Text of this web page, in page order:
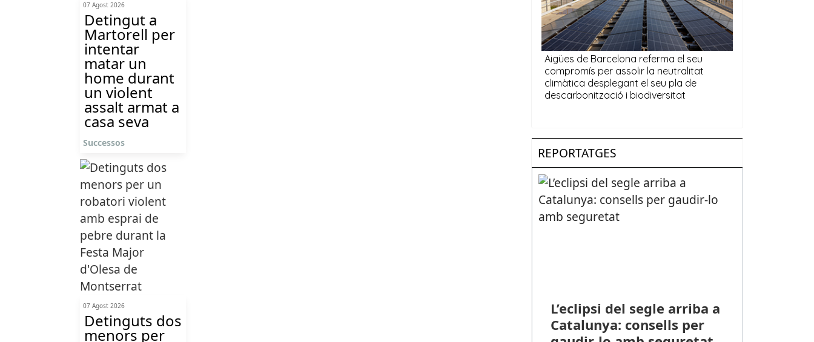
07 Agost 2026
Detingut a
Martorell per
intentar
matar un
home durant
un violent
assalt armat a
casa seva
Successos
07 Agost 2026
Detinguts dos
menors per
REPORTATGES
L’eclipsi del segle arriba a
Catalunya: consells per